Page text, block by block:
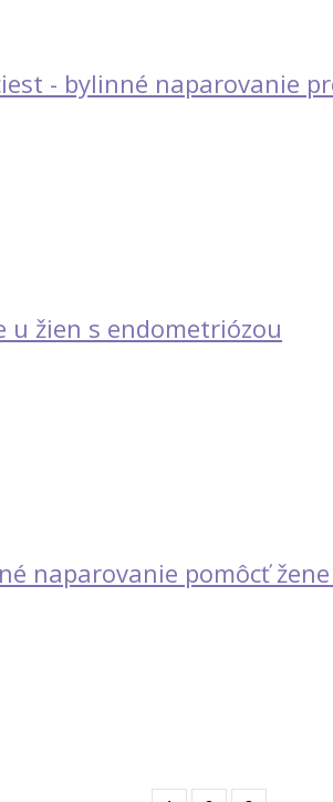
- bylinné naparovanie
žien s endometriózou
naparovanie pomôcť